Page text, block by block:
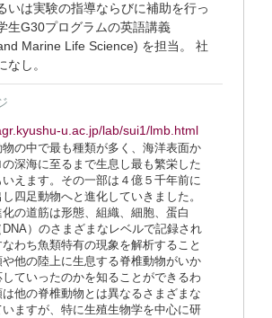
いは実験の指導ならびに補助を行っ
生G30プログラムの英語講義
Marine Life Science) を担当。 社
なし。
u.ac.jp/lab/sui1/lmb.html
の中で最も種類が多く、海洋表面か
の深海に至るまで生息し最も繁栄した
えます。その一部は４億５千年前に
四足動物へと進化していきました。
の道筋は形態、組織、細胞、蛋白
）のさまざまなレベルで記録され
わち魚類特有の現象を解析すること
他の陸上に生息する脊椎動物がいか
ていったのかを知ることができるわ
他の脊椎動物とは異なるさまざまな
ますが、特に生殖生物学を中心に研